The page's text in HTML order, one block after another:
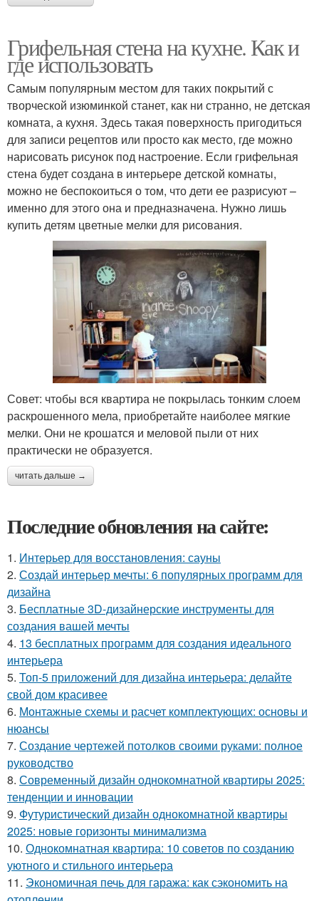
Грифельная стена на кухне. Как и
где использовать
Самым популярным местом для таких покрытий с
творческой изюминкой станет, как ни странно, не детская
комната, а кухня. Здесь такая поверхность пригодиться
для записи рецептов или просто как место, где можно
нарисовать рисунок под настроение. Если грифельная
стена будет создана в интерьере детской комнаты,
можно не беспокоиться о том, что дети ее разрисуют –
именно для этого она и предназначена. Нужно лишь
купить детям цветные мелки для рисования.
Совет: чтобы вся квартира не покрылась тонким слоем
раскрошенного мела, приобретайте наиболее мягкие
мелки. Они не крошатся и меловой пыли от них
практически не образуется.
читать дальше →
Последние обновления на сайте:
1. Интерьер для восстановления: сауны
2. Создай интерьер мечты: 6 популярных программ для
дизайна
3. Бесплатные 3D-дизайнерские инструменты для
создания вашей мечты
4. 13 бесплатных программ для создания идеального
интерьера
5. Топ-5 приложений для дизайна интерьера: делайте
свой дом красивее
6. Монтажные схемы и расчет комплектующих: основы и
нюансы
7. Создание чертежей потолков своими руками: полное
руководство
8. Современный дизайн однокомнатной квартиры 2025:
тенденции и инновации
9. Футуристический дизайн однокомнатной квартиры
2025: новые горизонты минимализма
10. Однокомнатная квартира: 10 советов по созданию
уютного и стильного интерьера
11. Экономичная печь для гаража: как сэкономить на